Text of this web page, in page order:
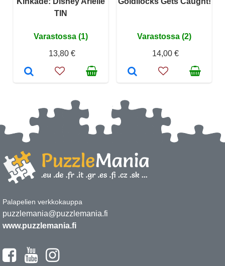
TIN
Varastossa (1)
13,80 €
Varastossa (2)
14,00 €
Palapelien verkkokauppa
puzzlemania@puzzlemania.fi
www.puzzlemania.fi